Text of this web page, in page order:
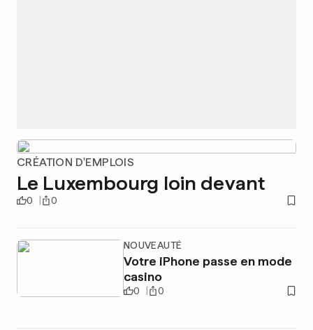
CRÉATION D'EMPLOIS
Le Luxembourg loin devant
0 0
NOUVEAUTÉ
Votre iPhone passe en mode
casino
0 0